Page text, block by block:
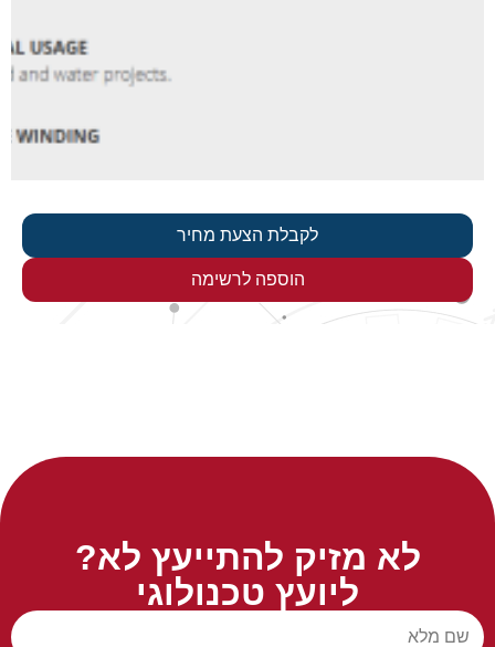
לקבלת הצעת מחיר
הוספה לרשימה
לא מזיק להתייעץ לא?
ליועץ טכנולוגי
שם מלא